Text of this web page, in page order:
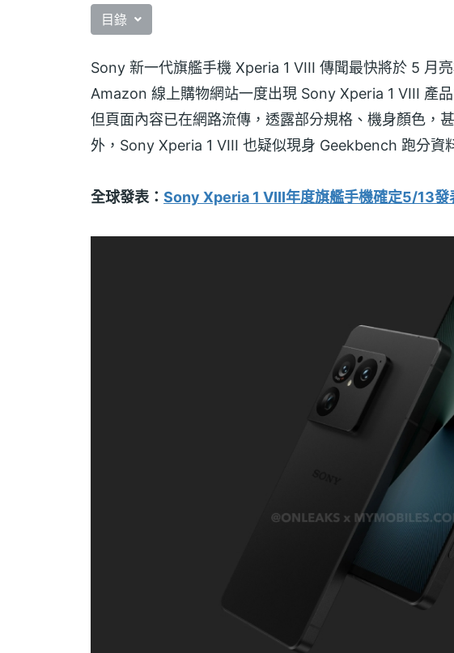
目錄
Sony 新一代旗艦手機 Xperia 1 VIII 傳聞最快將於 5 月
Amazon 線上購物網站一度出現 Sony Xperia 1 VIII 產
但頁面內容已在網路流傳，透露部分規格、機身顏色，
外，Sony Xperia 1 VIII 也疑似現身 Geekbench 跑分資
全球發表： Sony Xperia 1 VIII年度旗艦手機確定5/13發